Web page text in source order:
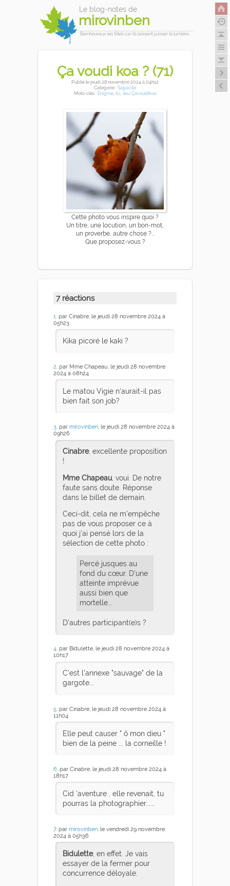
Le blog-notes de
mirovinben
Bienheureux les fêlés car ils laissent passer la lumière...
Ça voudi koa ? (71)
Publiéle jeudi 28 novembre 2024 à 04h12
Catégorie : Sagacité
Mots-clés : Enigme, Ici, Jeu, Çavoudikoa
Cette photo vous inspire quoi ?
Un titre, une locution, un bon-mot,
un proverbe, autre chose ?...
Que proposez-vous ?
7 réactions
1. par Cinabre, le jeudi 28 novembre 2024 à
05h23
Kika picoré le kaki ?
2. par Mme Chapeau, le jeudi 28 novembre
2024 à 08h24
Le matou Vigie n'aurait-il pas
bien fait son job?
3. par mirovinben, le jeudi 28 novembre 2024 à
09h26
Cinabre, excellente proposition
!
Mme Chapeau, voui. De notre
faute sans doute. Réponse
dans le billet de demain.
Ceci-dit, cela ne m'empêche
pas de vous proposer ce à
quoi j'ai pensé lors de la
sélection de cette photo :
Percé jusques au
fond du cœur. D'une
atteinte imprévue
aussi bien que
mortelle...
D'autres participant(e)s ?
4. par Bidulette, le jeudi 28 novembre 2024 à
10h17
C'est l'annexe "sauvage" de la
gargote...
5 . par Cinabre, le jeudi 28 novembre 2024 à
11h04
Elle peut causer " ô mon dieu "
bien de la peine ... la corneille !
6. par Cinabre, le jeudi 28 novembre 2024 à
18h17
Cid 'aventure , elle revenait, tu
pourras la photographier......
7. par mirovinben, le vendredi 29 novembre
2024 à 05h36
Bidulette, en effet. Je vais
essayer de la fermer pour
concurrence déloyale.